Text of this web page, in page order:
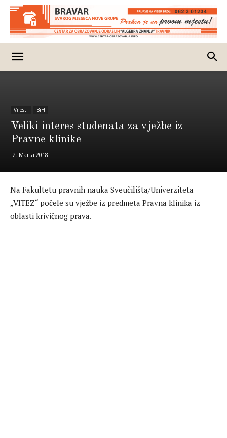
Vijesti BiH
Veliki interes studenata za vježbe iz
Pravne klinike
2. Marta 2018.
Na Fakultetu pravnih nauka Sveučilišta/Univerziteta
„VITEZ“ počele su vježbe iz predmeta Pravna klinika iz
oblasti krivičnog prava.